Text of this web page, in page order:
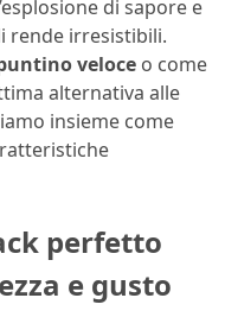
di sapore e
rende irresistibili.
veloce o come
alternativa alle
insieme come
perfetto
e gusto